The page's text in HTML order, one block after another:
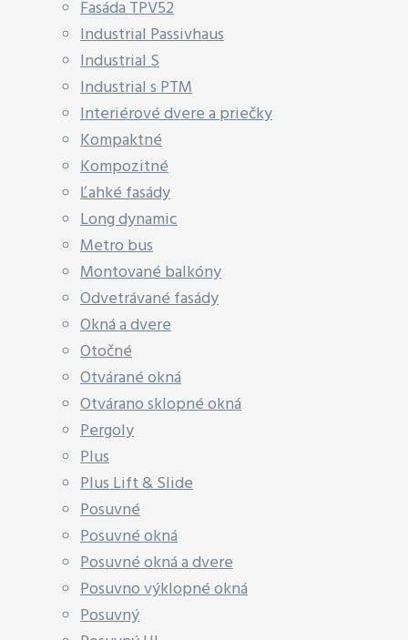
Fasáda TPV52
Industrial Passivhaus
Industrial S
Industrial s PTM
Interiérové dvere a priečky
Kompaktné
Kompozitné
Ľahké fasády
Long dynamic
Metro bus
Montované balkóny
Odvetrávané fasády
Okná a dvere
Otočné
Otvárané okná
Otvárano sklopné okná
Pergoly
Plus
Plus Lift & Slide
Posuvné
Posuvné okná
Posuvné okná a dvere
Posuvno výklopné okná
Posuvný